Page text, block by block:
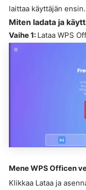
laittaa käyttäjän ensin.
Miten ladata ja
Vaihe 1: Lataa WPS
Mene WPS Officen
Klikkaa Lataa ja